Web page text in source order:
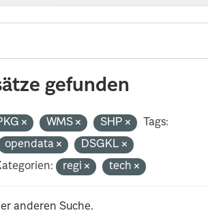
gefunden
WMS SHP
Tags:
opendata
DSGKL
regi tech
anderen Suche.